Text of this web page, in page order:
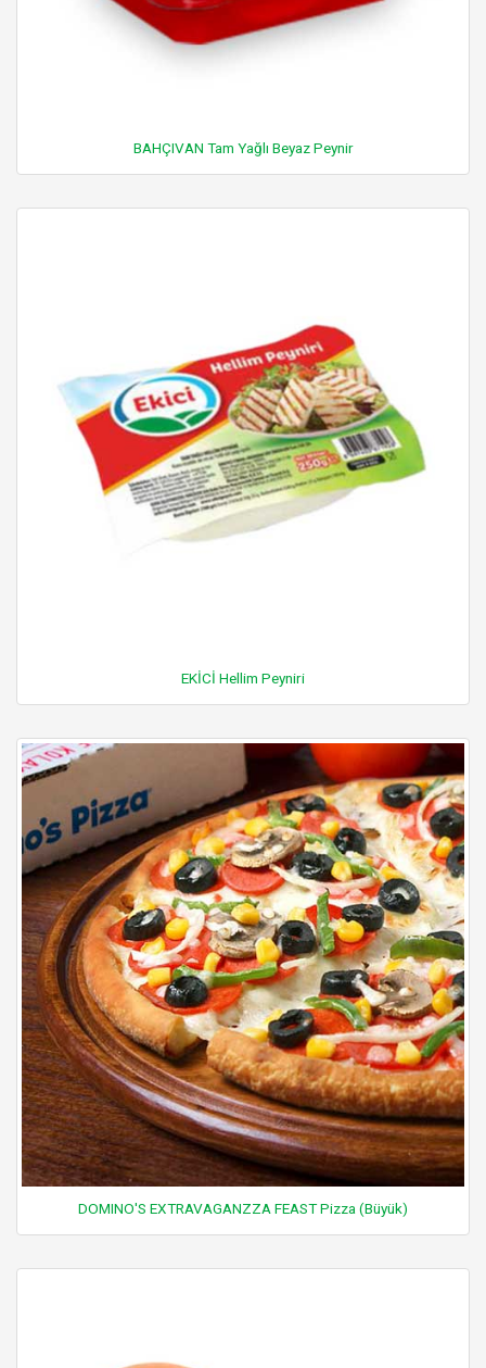
BAHÇIVAN Tam Yağlı Beyaz Peynir
EKİCİ Hellim Peyniri
DOMINO'S EXTRAVAGANZZA FEAST Pizza (Büyük)